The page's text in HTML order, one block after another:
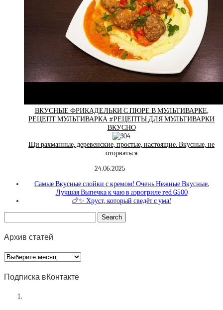
ВКУСНЫЕ ФРИКАДЕЛЬКИ С ПЮРЕ В МУЛЬТИВАРКЕ,
РЕЦЕПТ МУЛЬТИВАРКА #РЕЦЕПТЫ ДЛЯ МУЛЬТИВАРКИ
ВКУСНО
Щи рахманные, деревенские, простые, настоящие. Вкусные, не
оторваться
24.06.2025
Самые Вкусные слойки с кремом! Очень Нежные Вкусные.
Лучшая Выпечка к чаю в аэрогриле red G500
🍗✨ Хруст, который сведёт с ума!
Архив статей
Архив
статей
Подписка вКонтакте